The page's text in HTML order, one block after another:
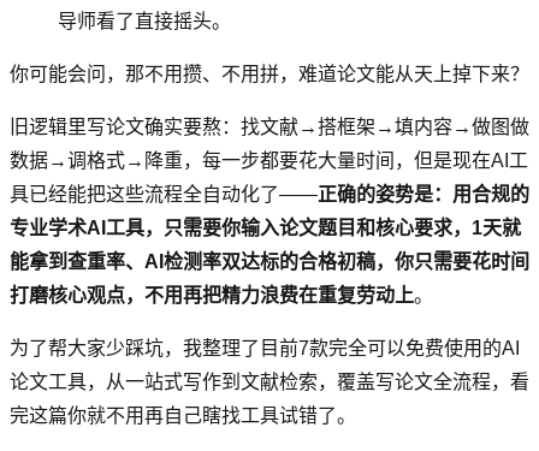
导师看了直接摇头。
你可能会问，那不用攒、不用拼，难道论文能从天上掉下来？
旧逻辑里写论文确实要熬：找文献→搭框架→填内容→做图做
数据→调格式→降重，每一步都要花大量时间，但是现在AI工
具已经能把这些流程全自动化了——正确的姿势是：用合规的
专业学术AI工具，只需要你输入论文题目和核心要求，1天就
能拿到查重率、AI检测率双达标的合格初稿，你只需要花时间
打磨核心观点，不用再把精力浪费在重复劳动上。
为了帮大家少踩坑，我整理了目前7款完全可以免费使用的AI
论文工具，从一站式写作到文献检索，覆盖写论文全流程，看
完这篇你就不用再自己瞎找工具试错了。